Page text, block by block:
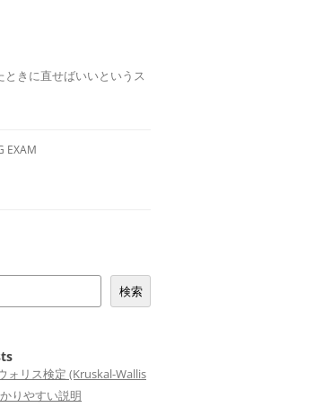
きに直せばいいというス
EXAM
検索
ォリス検定 (Kruskal-Wallis
りやすい説明